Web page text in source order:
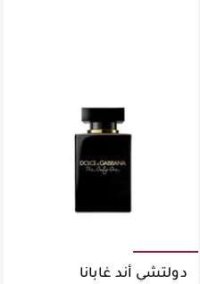
دولتشي أند غابانا